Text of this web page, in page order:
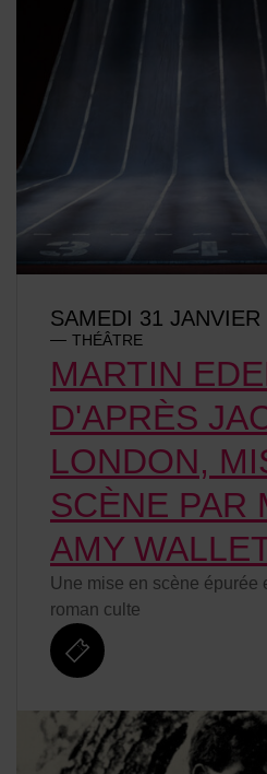
MARTIN
D'APRÈS
LONDON,
SCÈNE PAR
AMY
SAMEDI 31 JANVIER
THÉÂTRE
Une mise en scène épurée
roman culte
billetterie